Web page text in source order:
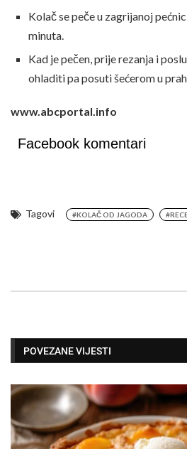
Kolač se peče u zagrijanoj
minuta.
Kad je pečen, prije rezanja i
ohladiti pa posuti šećerom u
www.abcportal.info
Facebook komentari
Tagovi #KOLAČ OD JAGODA
POVEZANE VIJESTI